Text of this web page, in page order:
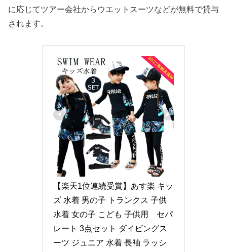
に応じてツアー会社からウエットスーツなどが無料で貸与
されます。
【楽天1位連続受賞】あす楽 キッ
ズ 水着 男の子 トランクス 子供
水着 女の子 こども 子供用　セパ
レート 3点セット ダイビングス
ーツ ジュニア 水着 長袖 ラッシ